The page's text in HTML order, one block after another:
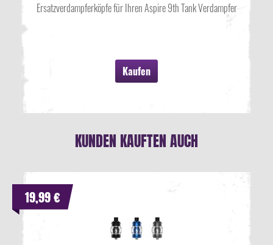
Ersatzverdampferköpfe für Ihren Aspire 9th Tank Verdampfer
Kaufen
KUNDEN KAUFTEN AUCH
19,99 €